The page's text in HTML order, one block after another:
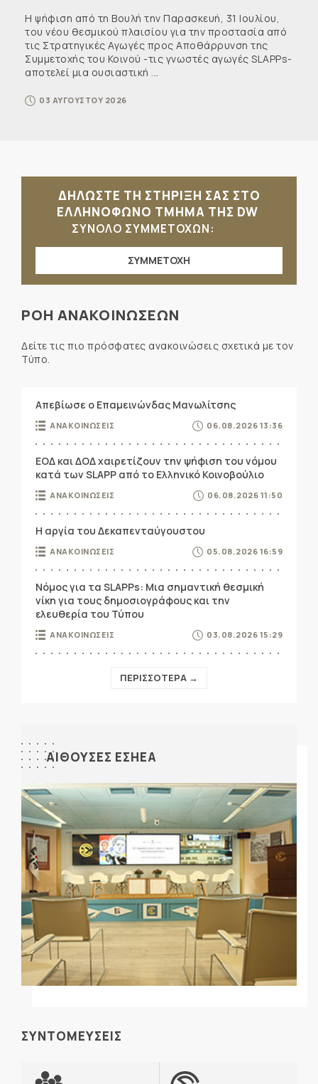
Η ψήφιση από τη Βουλή την Παρασκευή, 31 Ιουλίου,
του νέου θεσμικού πλαισίου για την προστασία από
τις Στρατηγικές Αγωγές προς Αποθάρρυνση της
Συμμετοχής του Κοινού -τις γνωστές αγωγές SLAPPs-
αποτελεί μια ουσιαστική ...
03 ΑΥΓΟΥΣΤΟΥ 2026
ΔΗΛΩΣΤΕ ΤΗ ΣΤΗΡΙΞΗ ΣΑΣ ΣΤΟ
ΕΛΛΗΝΟΦΩΝΟ ΤΜΗΜΑ ΤΗΣ DW
ΣΥΝΟΛΟ ΣΥΜΜΕΤΟΧΩΝ:
ΣΥΜΜΕΤΟΧΗ
ΡΟΗ ΑΝΑΚΟΙΝΩΣΕΩΝ
Δείτε τις πιο πρόσφατες ανακοινώσεις σχετικά με τον
Τύπο.
Απεβίωσε ο Επαμεινώνδας Μανωλίτσης
ΑΝΑΚΟΙΝΩΣΕΙΣ 06.08.2026 13:36
ΕΟΔ και ΔΟΔ χαιρετίζουν την ψήφιση του νόμου
κατά των SLAPP από το Ελληνικό Κοινοβούλιο
ΑΝΑΚΟΙΝΩΣΕΙΣ 06.08.2026 11:50
Η αργία του Δεκαπενταύγουστου
ΑΝΑΚΟΙΝΩΣΕΙΣ 05.08.2026 16:59
Νόμος για τα SLAPPs: Μια σημαντική θεσμική
νίκη για τους δημοσιογράφους και την
ελευθερία του Τύπου
ΑΝΑΚΟΙΝΩΣΕΙΣ 03.08.2026 15:29
ΠΕΡΙΣΣΟΤΕΡΑ →
ΑΙΘΟΥΣΕΣ ΕΣΗΕΑ
ΣΥΝΤΟΜΕΥΣΕΙΣ